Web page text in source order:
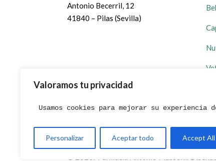
Valoramos tu privacidad
Usamos cookies para mejorar su
Personalizar Aceptar todo Accept All
Antonio Becerril, 12
41840 – Pilas (Sevilla)
© 2023. Farmacia Antonio Massoni.